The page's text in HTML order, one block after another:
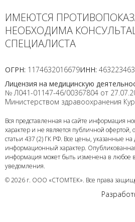
ИМЕЮТСЯ
НЕОБХОДИМА
СПЕЦИАЛИСТА
ОГРН: 1174632016679ИНН:
Лицензия на медицинскую
№ Л041-01147-46/00367804 от
Министерством здравоохранения
Вся представленная на сайте информация
характер и не является публичной
статьи 437 (2) ГК РФ. Все цены, указанные на
информационный характер.
информация может быть изменена в любое
уведомления.
© 2026 г. ООО «СТОМТЕК». Все права